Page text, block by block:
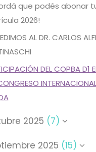
que podés abonar
2026!
AL DR. CARLOS
DEL COPBA D1
2025 (7)
2025 (15)